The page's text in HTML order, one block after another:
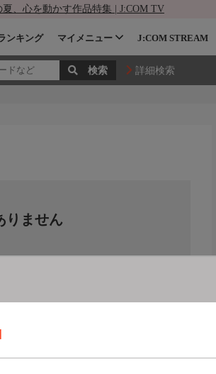
夏、心を動かす作品特集 | J:COM TV
ンキング マイメニュー J:COM STREAM
詳細検索
りません